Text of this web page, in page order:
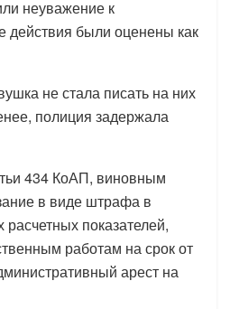
неуважение к
были оценены как
не стала писать на них
полиция задержала
434 КоАП, виновным
в виде штрафа в
показателей,
работам на срок от
арест на